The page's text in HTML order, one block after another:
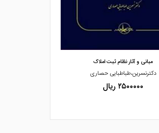
مبانی و آثار نظام ثبت املاک
دکترنسرین،طباطبایی حصاری
۲۵۰۰۰۰۰ ریال